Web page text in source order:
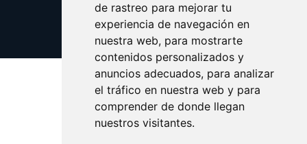
de rastreo para mejorar tu
experiencia de navegación en
nuestra web, para mostrarte
contenidos personalizados y
anuncios adecuados, para analizar
el tráfico en nuestra web y para
comprender de donde llegan
nuestros visitantes.
Update cookies preferences
Copyright © 2025 catalanes.org